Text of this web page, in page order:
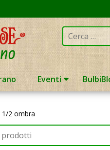
Cerca:
Eventi
1/2 ombra